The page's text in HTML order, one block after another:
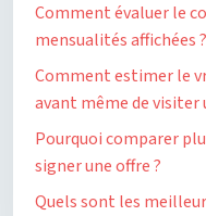
Comment évaluer le
mensualités affichées ?
Comment estimer le
avant même de visiter
Pourquoi comparer
signer une offre ?
Quels sont les